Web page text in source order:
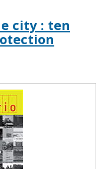
city : ten